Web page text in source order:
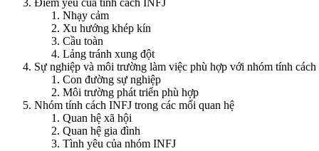
Điểm yếu của tính cách INFJ
Nhạy cảm
Xu hướng khép kín
Cầu toàn
Lảng tránh xung đột
Sự nghiệp và môi trường làm việc phù hợp với nhóm tính
Con đường sự nghiệp
Môi trường phát triển phù hợp
Nhóm tính cách INFJ trong các mối quan hệ
Quan hệ xã hội
Quan hệ gia đình
Tình yêu của nhóm INFJ